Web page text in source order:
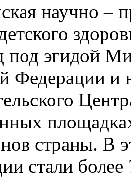
научно –
под эгидой
Федерации и
страны. В
стали более